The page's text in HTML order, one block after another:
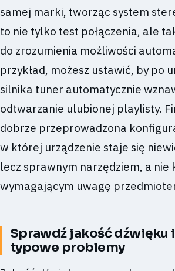
samej marki, tworząc system
to nie tylko test połączenia, ale
do zrozumienia możliwości
przykład, możesz ustawić, by po
silnika tuner automatycznie
odtwarzanie ulubionej playlisty.
dobrze przeprowadzona
w której urządzenie staje się
lecz sprawnym narzędziem, a nie
wymagającym uwagę
Sprawdź jakość dźwięku
typowe problemy